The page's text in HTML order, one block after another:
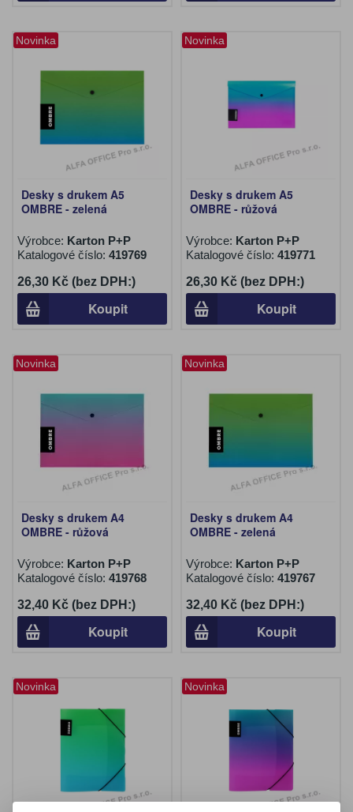
Novinka
Desky s drukem A5
OMBRE - zelená
Výrobce: Karton P+P
Katalogové číslo: 419769
26,30 Kč (bez DPH:)
Koupit
Novinka
Desky s drukem A5
OMBRE - růžová
Výrobce: Karton P+P
Katalogové číslo: 419771
26,30 Kč (bez DPH:)
Koupit
Novinka
Desky s drukem A4
OMBRE - růžová
Výrobce: Karton P+P
Katalogové číslo: 419768
32,40 Kč (bez DPH:)
Koupit
Novinka
Desky s drukem A4
OMBRE - zelená
Výrobce: Karton P+P
Katalogové číslo: 419767
32,40 Kč (bez DPH:)
Koupit
Novinka Novinka